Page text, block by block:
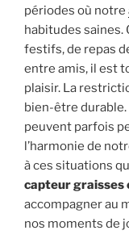
périodes où notre
habitudes saines.
festifs, de repas
entre amis, il est
plaisir. La
bien-être
peuvent parfois
l’harmonie de
à ces situations
capteur graisses
accompagner au
nos moments de